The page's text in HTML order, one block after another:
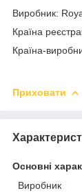
Виробник:
Країна
Країна-
Приховати
Основні
Виробник